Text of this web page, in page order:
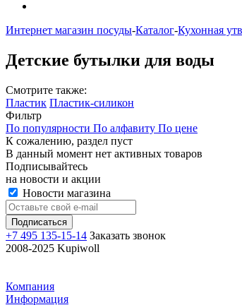
Интернет магазин посуды-Каталог-Кухонная
Детские бутылки для воды
Смотрите также:
Пластик Пластик-силикон
Фильтр
По популярности По алфавиту По цене
К сожалению, раздел пуст
В данный момент нет активных товаров
Подписывайтесь
на новости и акции
Новости магазина
+7 495 135-15-14 Заказать звонок
2008-2025 Kupiwoll
Компания
Информация